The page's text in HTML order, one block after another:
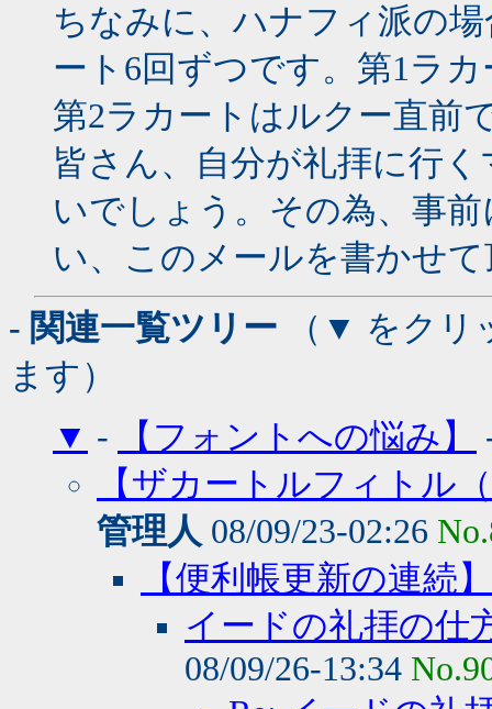
ちなみに、ハナフィ派の
ート6回ずつです。第1ラ
第2ラカートはルクー直前
皆さん、自分が礼拝に行
いでしょう。その為、事
い、このメールを書かせ
- 関連一覧ツリー （▼ をクリ
ます）
▼ - 【フォントへの悩み】
【ザカートルフィトル
管理人 08/09/23-02:26
【便利帳更新の連続】
イードの礼拝の仕
08/09/26-13:34